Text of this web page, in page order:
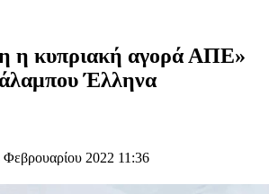
η κυπριακή αγορά ΑΠΕ»
Έλληνα
2022 11:36